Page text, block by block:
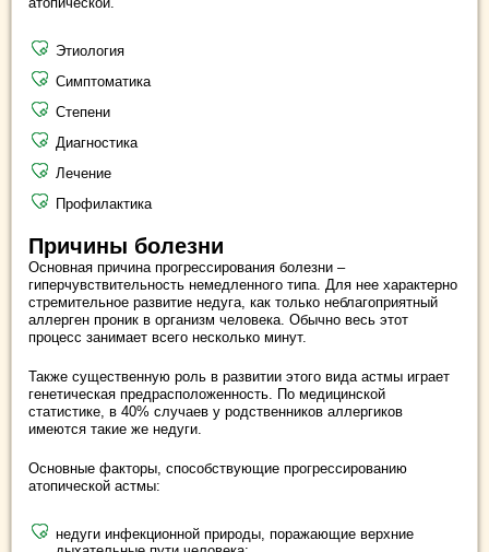
Этиология
Симптоматика
Степени
Диагностика
Лечение
Профилактика
Причины болезни
Основная причина прогрессирования болезни –
гиперчувствительность немедленного типа. Для нее характерно
стремительное развитие недуга, как только неблагоприятный
аллерген проник в организм человека. Обычно весь этот
процесс занимает всего несколько минут.
Также существенную роль в развитии этого вида астмы играет
генетическая предрасположенность. По медицинской
статистике, в 40% случаев у родственников аллергиков
имеются такие же недуги.
Основные факторы, способствующие прогрессированию
атопической астмы:
недуги инфекционной природы, поражающие верхние